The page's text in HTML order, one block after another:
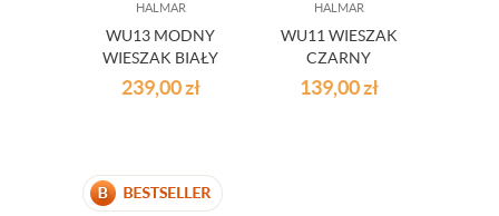
HALMAR
WU13 MODNY
WIESZAK BIAŁY
239,00zł
HALMAR
WU11 WIESZAK
CZARNY
139,00zł